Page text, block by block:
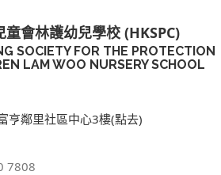
童會林護幼兒學校 (HKSPC)
SOCIETY FOR THE PROTECTION
LAM WOO NURSERY SCHOOL
亨鄰里社區中心3樓(點去)
7808